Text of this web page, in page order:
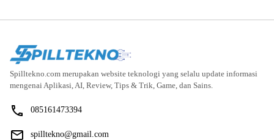
Spilltekno.com merupakan website teknologi yang selalu update informasi
mengenai Aplikasi, AI, Review, Tips & Trik, Game, dan Sains.
085161473394
spilltekno@gmail.com